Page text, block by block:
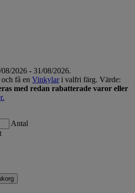
2026 - 31/08/2026.
få en Vinkylari valfri färg. Värde:
med redan rabatterade varor eller
Antal